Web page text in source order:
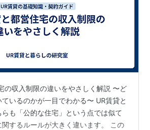
の収入制限の違いをやさしく解説 〜ど
いるのかが一目でわかる〜 UR賃貸と
も「公的な住宅」という点では似て
するルールが大きく違います。 この